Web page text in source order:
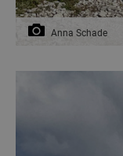
Anna Schade